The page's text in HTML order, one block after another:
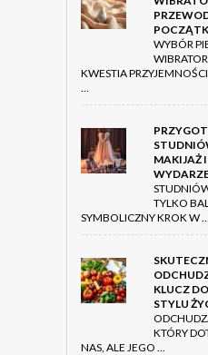
WYBÓR
KWESTIA
…
MAKIJAŻ
TYLKO
SYMBOLICZNY KROK W
KLUCZ
STYLU
KTÓRY
NAS, ALE JEGO …